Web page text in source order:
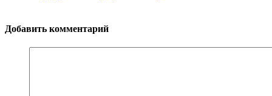
Добавить комментарий